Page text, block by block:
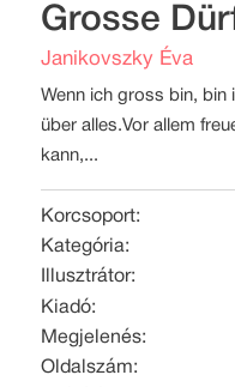
Grosse
Janikovszky Éva
Wenn ich gross bin, bin
über alles.Vor allem
kann,...
Korcsoport:
Kategória:
Illusztrátor:
Kiadó:
Megjelenés:
Oldalszám: